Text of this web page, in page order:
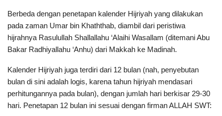
Berbeda dengan penetapan kalender Hijriyah yang dilakukan
pada zaman Umar bin Khaththab, diambil dari peristiwa
hijrahnya Rasulullah Shallallahu ‘Alaihi Wasallam (ditemani Abu
Bakar Radhiyallahu ‘Anhu) dari Makkah ke Madinah.
Kalender Hijriyah juga terdiri dari 12 bulan (nah, penyebutan
bulan di sini adalah logis, karena tahun hijriyah mendasari
perhitungannya pada bulan), dengan jumlah hari berkisar 29-30
hari. Penetapan 12 bulan ini sesuai dengan firman ALLAH SWT: